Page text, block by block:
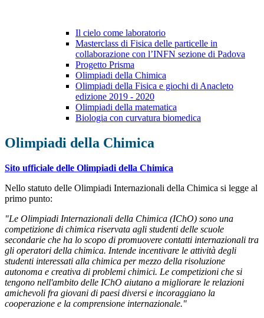
Il cielo come laboratorio
Masterclass di Fisica delle particelle in
collaborazione con l’INFN sezione di Padova
Progetto Prisma
Olimpiadi della Chimica
Olimpiadi della Fisica e giochi di Anacleto
edizione 2019 - 2020
Olimpiadi della matematica
Biologia con curvatura biomedica
Olimpiadi della Chimica
Sito ufficiale delle Olimpiadi della Chimica
Nello statuto delle Olimpiadi Internazionali della Chimica si legge al
primo punto:
"Le Olimpiadi Internazionali della Chimica (IChO) sono una
competizione di chimica riservata agli studenti delle scuole
secondarie che ha lo scopo di promuovere contatti internazionali tra
gli operatori della chimica. Intende incentivare le attività degli
studenti interessati alla chimica per mezzo della risoluzione
autonoma e creativa di problemi chimici. Le competizioni che si
tengono nell'ambito delle IChO aiutano a migliorare le relazioni
amichevoli fra giovani di paesi diversi e incoraggiano la
cooperazione e la comprensione internazionale."